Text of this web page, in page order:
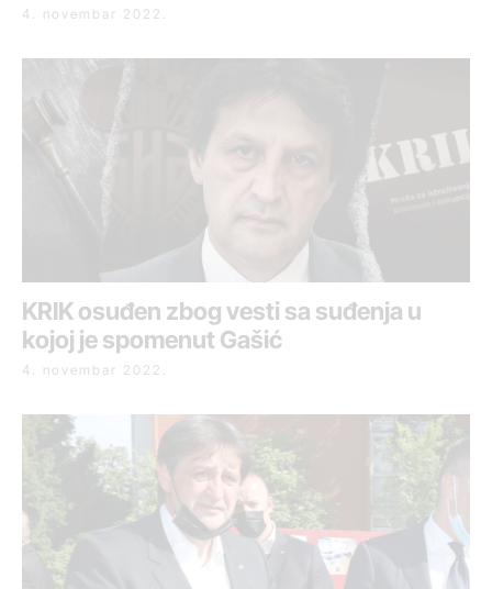
4. novembar 2022.
KRIK osuđen zbog vesti sa suđenja u
kojoj je spomenut Gašić
4. novembar 2022.